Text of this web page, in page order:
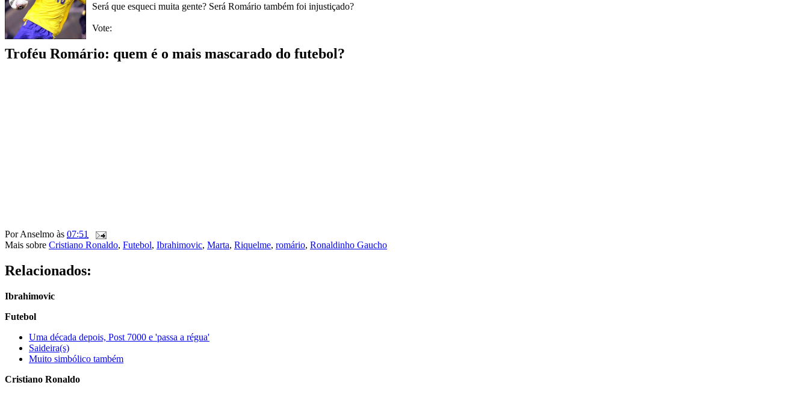
Será que esqueci muita gente? Será Romário também foi injustiçado?
Vote:
Troféu Romário: quem é o mais mascarado do futebol?
PorAnselmo às 07:51
Mais sobre Cristiano Ronaldo, Futebol, Ibrahimovic, Marta, Riquelme, romário, Ronaldinho Gaucho
Relacionados:
Ibrahimovic
Futebol
Uma década depois, Post 7000 e 'passa a régua'
Saideira(s)
Muito simbólico também
Cristiano Ronaldo